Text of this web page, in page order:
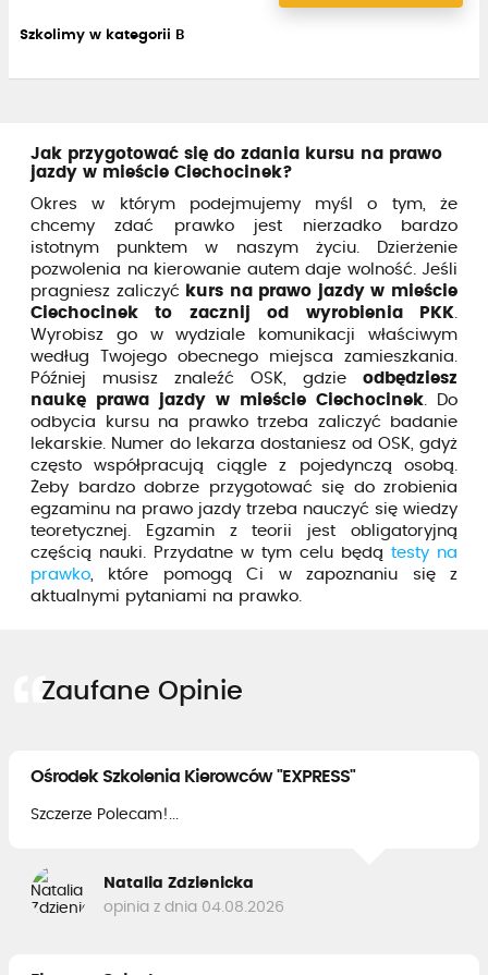
Szkolimy w kategorii B
Jak przygotować się do zdania kursu na prawo
jazdy w mieście Ciechocinek?
Okres w którym podejmujemy myśl o tym, że
chcemy zdać prawko jest nierzadko bardzo
istotnym punktem w naszym życiu. Dzierżenie
pozwolenia na kierowanie autem daje wolność. Jeśli
pragniesz zaliczyć kurs na prawo jazdy w mieście
Ciechocinek to zacznij od wyrobienia PKK
Wyrobisz go w wydziale komunikacji właściwym
według Twojego obecnego miejsca zamieszkania.
Później musisz znaleźć OSK, gdzie odbędziesz
naukę prawa jazdy w mieście Ciechocinek . Do
odbycia kursu na prawko trzeba zaliczyć badanie
lekarskie. Numer do lekarza dostaniesz od OSK, gdyż
często współpracują ciągle z pojedynczą osobą.
Żeby bardzo dobrze przygotować się do zrobienia
egzaminu na prawo jazdy trzeba nauczyć się wiedzy
teoretycznej. Egzamin z teorii jest obligatoryjną
częścią nauki. Przydatne w tym celu będą testy na
prawko , które pomogą Ci w zapoznaniu się z
aktualnymi pytaniami na prawko.
Zaufane Opinie
Ośrodek Szkolenia Kierowców "EXPRESS"
Szczerze Polecam!...
Natalia Zdzienicka
opinia z dnia 04.08.2026